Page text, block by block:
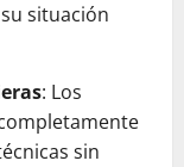
situación
: Los
sin